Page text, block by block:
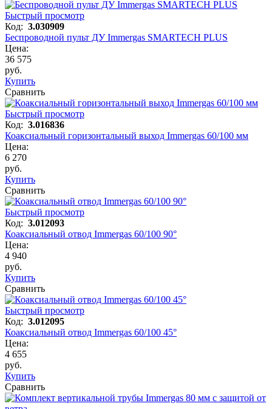
Быстрый просмотр
Код: 3.030909
Беспроводной пульт ДУ Immergas SMARTECH PLUS
Цена:
36 575
руб.
Купить
Сравнить
Быстрый просмотр
Код: 3.016836
Коаксиальный горизонтальный выход Immergas 60/100 мм
Цена:
6 270
руб.
Купить
Сравнить
Быстрый просмотр
Код: 3.012093
Коаксиальный отвод Immergas 60/100 90°
Цена:
4 940
руб.
Купить
Сравнить
Быстрый просмотр
Код: 3.012095
Коаксиальный отвод Immergas 60/100 45°
Цена:
4 655
руб.
Купить
Сравнить